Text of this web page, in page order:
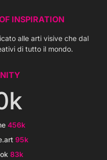
INSPIRATION
alle arti visive che dal
di tutto il mondo.
456k
95k
83k